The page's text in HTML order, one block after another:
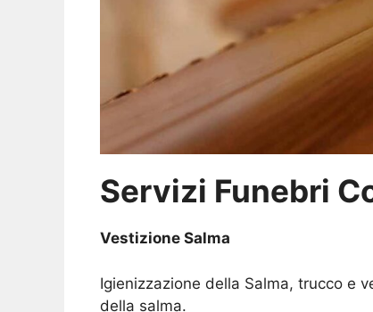
Servizi Funebri
Vestizione Salma
Igienizzazione della Salma, trucco e
della salma.